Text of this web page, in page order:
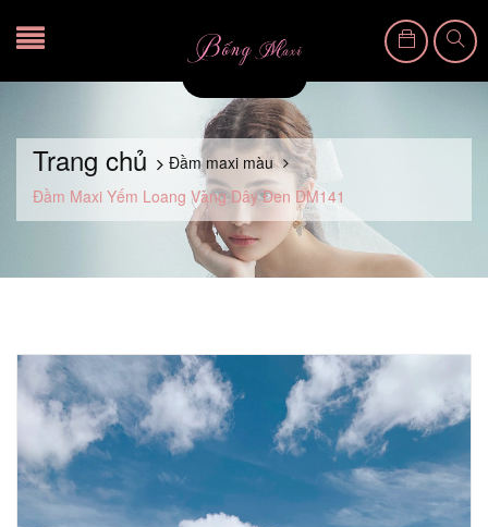
Trang chủ
Đầm maxi màu
Đầm Maxi Yếm Loang Vàng Dây Đen DM141